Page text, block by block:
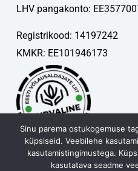
LHV pangakonto:
Registrikood: 14197242
KMKR: EE101946173
Sinu parema ostukogemuse
küpsiseid. Veebilehe
kasutamistingimustega.
kasutatava seadme